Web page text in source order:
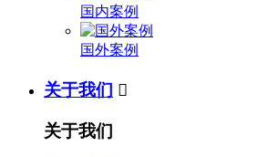
国内案例
国外案例
关于我们 
关于我们